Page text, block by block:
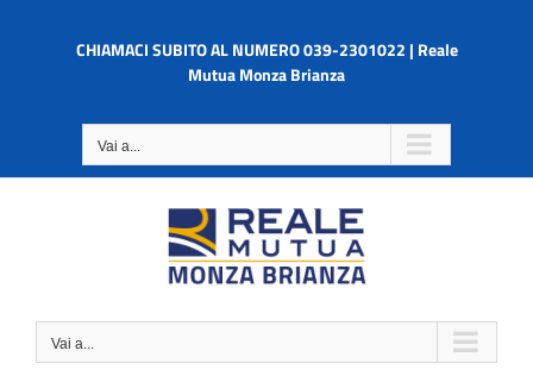
contenutoCHIAMACI SUBITO AL NUMERO 039-2301022 | Reale
Mutua Monza Brianza
Vai a...
Vai a...